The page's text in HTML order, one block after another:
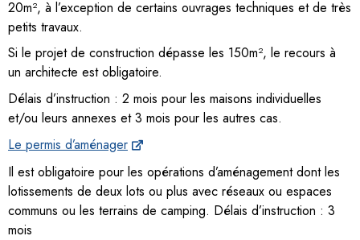
20m², à l’exception de certains ouvrages techniques et de très
petits travaux.
Si le projet de construction dépasse les 150m², le recours à
un architecte est obligatoire.
Délais d’instruction : 2 mois pour les maisons individuelles
et/ou leurs annexes et 3 mois pour les autres cas.
Le permis d’aménager
Il est obligatoire pour les opérations d’aménagement dont les
lotissements de deux lots ou plus avec réseaux ou espaces
communs ou les terrains de camping. Délais d’instruction : 3
mois